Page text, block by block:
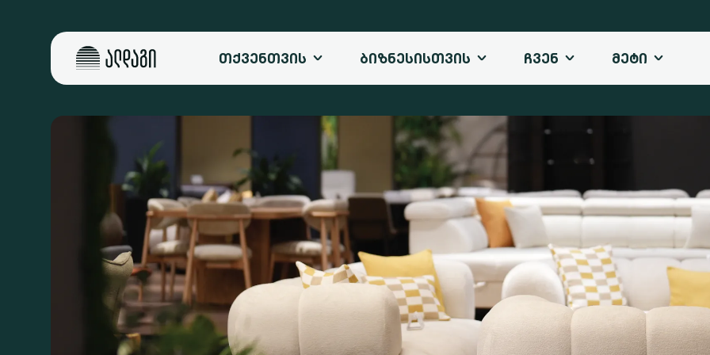
ᲗᲥᲕᲔᲜᲗᲕᲘᲡ ᲑᲘᲖᲜᲔᲡᲘᲡᲗᲕᲘᲡ ᲩᲕᲔᲜ ᲛᲔᲢᲘ